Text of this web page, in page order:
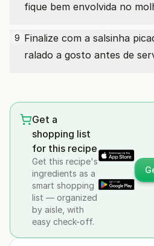
fique bem envolvida no
9 Finalize com a salsinha
ralado a gosto antes de
Get a
shopping list
for this recipe
Get this recipe's
ingredients as a
smart shopping
list — organized
by aisle, with
easy check-off.